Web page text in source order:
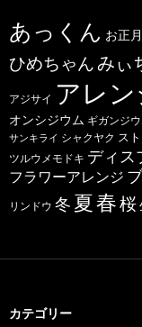
あっくん お正月
ひめちゃんみぃ
アジサイ アレン
オンシジウム ギガンジ
サンキライ シャクヤク ス
ツルウメモドキ ディス
フラワーアレンジ
リンドウ 冬 夏春桜
カテゴリー